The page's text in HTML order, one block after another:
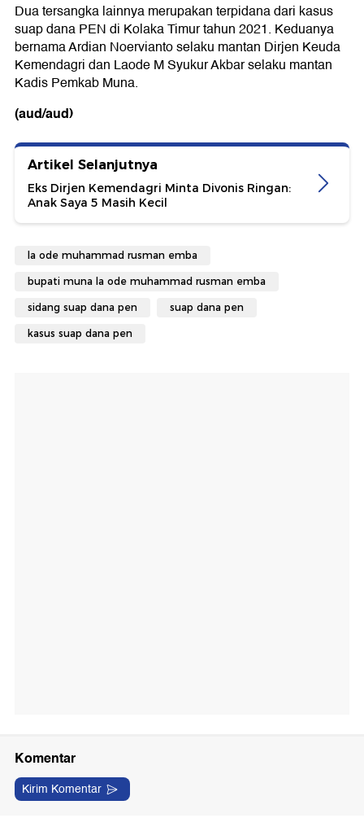
Dua tersangka lainnya merupakan terpidana dari kasus
suap dana PEN di Kolaka Timur tahun 2021. Keduanya
bernama Ardian Noervianto selaku mantan Dirjen Keuda
Kemendagri dan Laode M Syukur Akbar selaku mantan
Kadis Pemkab Muna.
(aud/aud)
Artikel Selanjutnya
Eks Dirjen Kemendagri Minta Divonis Ringan:
Anak Saya 5 Masih Kecil
la ode muhammad rusman emba
bupati muna la ode muhammad rusman emba
sidang suap dana pen suap dana pen
kasus suap dana pen